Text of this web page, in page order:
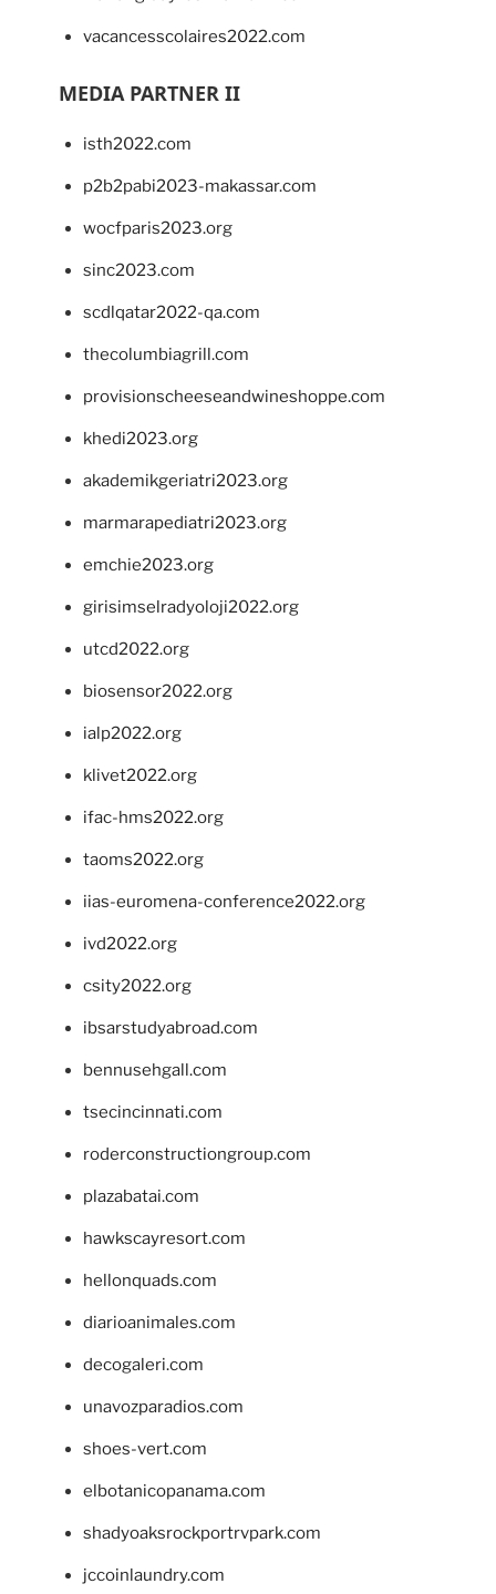
vacancesscolaires2022.com
MEDIA PARTNER II
isth2022.com
p2b2pabi2023-makassar.com
wocfparis2023.org
sinc2023.com
scdlqatar2022-qa.com
thecolumbiagrill.com
provisionscheeseandwineshoppe.com
khedi2023.org
akademikgeriatri2023.org
marmarapediatri2023.org
emchie2023.org
girisimselradyoloji2022.org
utcd2022.org
biosensor2022.org
ialp2022.org
klivet2022.org
ifac-hms2022.org
taoms2022.org
iias-euromena-conference2022.org
ivd2022.org
csity2022.org
ibsarstudyabroad.com
bennusehgall.com
tsecincinnati.com
roderconstructiongroup.com
plazabatai.com
hawkscayresort.com
hellonquads.com
diarioanimales.com
decogaleri.com
unavozparadios.com
shoes-vert.com
elbotanicopanama.com
shadyoaksrockportrvpark.com
jccoinlaundry.com